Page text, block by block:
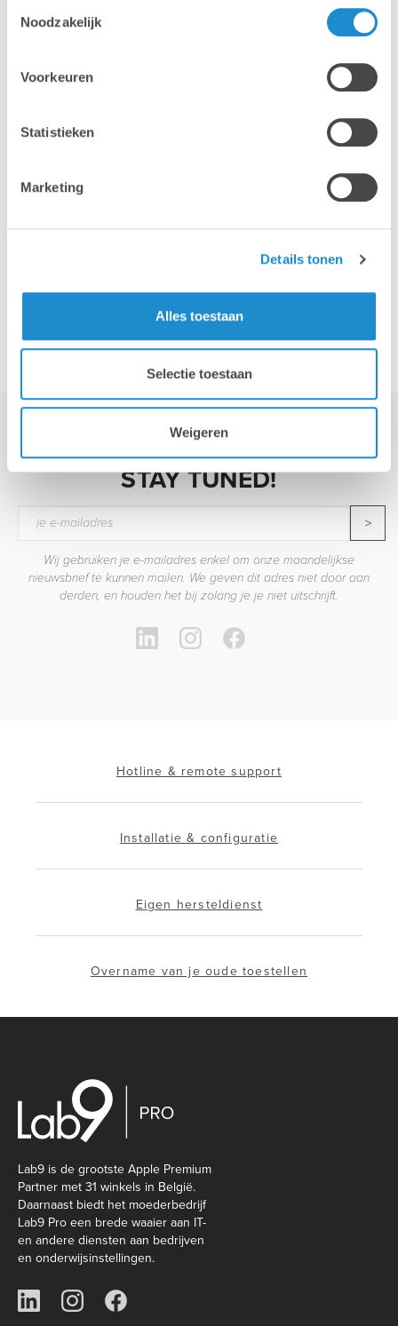
Noodzakelijk
Voorkeuren
Statistieken
Marketing
Details tonen
Alles toestaan
Selectie toestaan
Weigeren
Mac
STAY TUNED!
>
Wij gebruiken je e-mailadres enkel om onze maandelijkse
nieuwsbrief te kunnen mailen. We geven dit adres niet door aan
derden, en houden het bij zolang je je niet uitschrijft.
Hotline & remote support
Installatie & configuratie
Eigen hersteldienst
Overname van je oude toestellen
Lab9 is de grootste Apple Premium
Partner met 31 winkels in België.
Daarnaast biedt het moederbedrijf
Lab9 Pro een brede waaier aan IT-
en andere diensten aan bedrijven
en onderwijsinstellingen.